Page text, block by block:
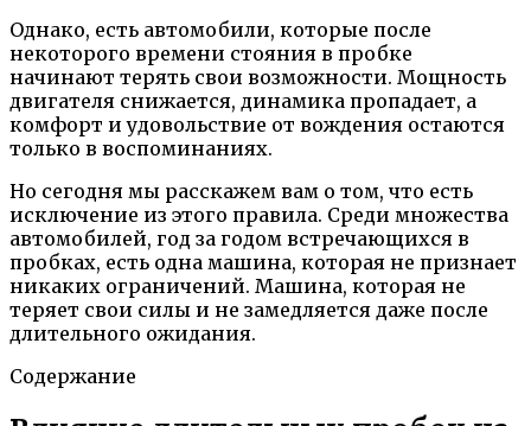
Однако, есть автомобили, которые после
некоторого времени стояния в пробке
начинают терять свои возможности. Мощность
двигателя снижается, динамика пропадает, а
комфорт и удовольствие от вождения остаются
только в воспоминаниях.
Но сегодня мы расскажем вам о том, что есть
исключение из этого правила. Среди множества
автомобилей, год за годом встречающихся в
пробках, есть одна машина, которая не признает
никаких ограничений. Машина, которая не
теряет свои силы и не замедляется даже после
длительного ожидания.
Содержание